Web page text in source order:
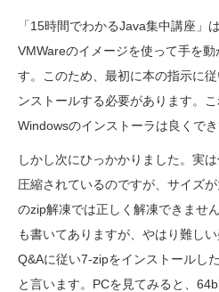
「15時間でわかるJava集中講座」
VMWareのイメージを使って手を
す。このため、最初に本の指示に
ンストールする必要があります。こ
Windowsのインストーラは良くでき
しかし次にひっかかりました。実
圧縮されているのですが、サイズ
のzip解凍では正しく解凍できませ
も書いてありますが、やはり難し
Q&Aに従い7-zipをインストールし
と言います。PCを見てみると、